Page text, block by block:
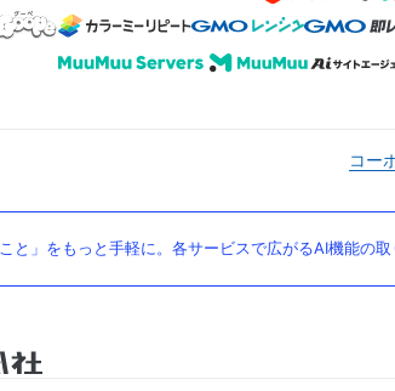
コー
と」をもっと手軽に。各サービスで広がるAI機能の取